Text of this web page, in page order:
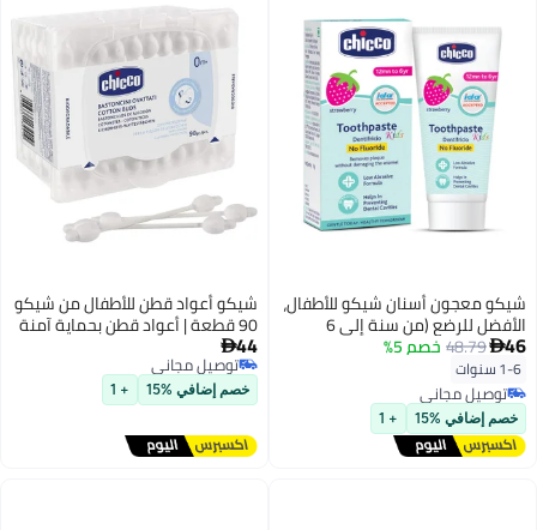
شيكو معجون أسنان شيكو للأطفال،
الأفضل للرضع (من سنة إلى 6
خالٍ من الفلورايد وقليل الكشط |
يزيل البلاك، ويساعد على منع
التسوس | معتمد من جمعية طب
الأسنان الأمريكية
46
48.79خصم 5%
1-6 سنوات
توصيل مجاني
توصيل مجاني
خصم إضافي %15 + 1
شيكو أعواد قطن للأطفال من شيكو
90 قطعة | أعواد قطن بحماية آمنة
للأذن مع ساق ورقية للأطفال
44
توصيل مجاني
توصيل مجاني
خصم إضافي %15 + 1